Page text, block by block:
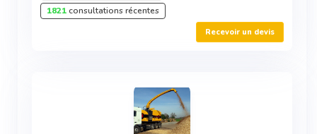
1821consultations récentes
Recevoir un devis